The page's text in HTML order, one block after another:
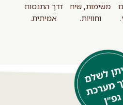
שיח
וחוויות.
דרך התנסות
אמיתית.